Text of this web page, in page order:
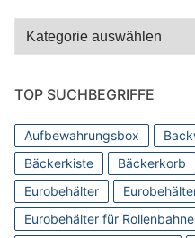
Kategorien
TOP SUCHBEGRIFFE
Aufbewahrungsbox
Bäckerkiste
Bäckerkorb
Eurobehälter
Eurobehälter für